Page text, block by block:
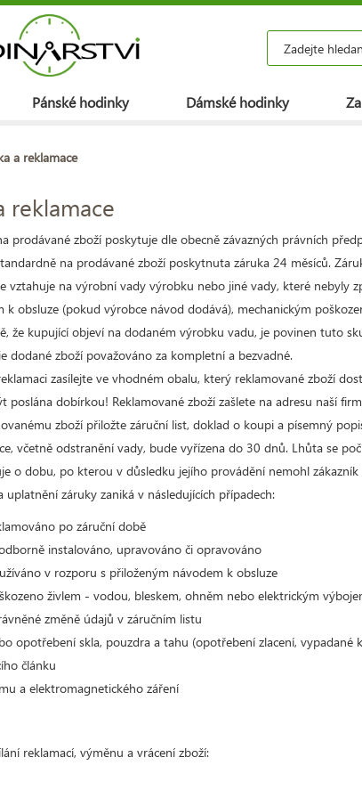
Pánské hodinky Dámské hodinky
a reklamace
reklamace
prodávané zboží poskytuje dle obecně závazných právních
na prodávané zboží poskytnuta záruka 24 měsíců.
vztahuje na výrobní vady výrobku nebo jiné vady, které
k obsluze (pokud výrobce návod dodává), mechanickým
že kupující objeví na dodaném výrobku vadu, je povinen tuto
dodané zboží považováno za kompletní a bezvadné.
zasílejte ve vhodném obalu, který reklamované zboží
poslána dobírkou! Reklamované zboží zašlete na adresu naší
zboží přiložte záruční list, doklad o koupi a písemný
včetně odstranění vady, bude vyřízena do 30 dnů. Lhůta se
o dobu, po kterou v důsledku jejího provádění nemohl
uplatnění záruky zaniká v následujících případech:
po záruční době
instalováno, upravováno či opravováno
v rozporu s přiloženým návodem k obsluze
živlem - vodou, bleskem, ohněm nebo elektrickým
změně údajů v záručním listu
opotřebení skla, pouzdra a tahu (opotřebení zlacení, vypadané
článku
a elektromagnetického záření
reklamací, výměnu a vrácení zboží: